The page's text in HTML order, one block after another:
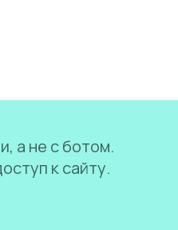
а не с ботом.
к сайту.